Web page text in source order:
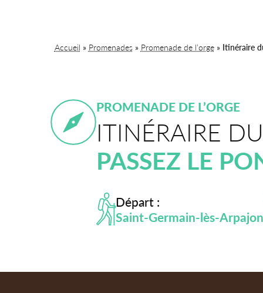
Accueil » Promenades» Promenade de l’orge» Itinéraire
PROMENADE DE L’ORGE
ITINÉRAIRE
PASSEZ LE
Départ :
Saint-Germain-lès-Arpajon